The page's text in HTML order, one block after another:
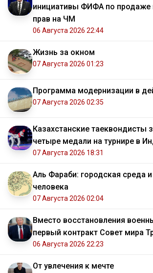
инициативы ФИФА по продаже
прав на ЧМ
06 Августа 2026 22:44
Жизнь за окном
07 Августа 2026 01:23
Программа модернизации в
07 Августа 2026 02:35
Казахстанские таеквондисты
четыре медали на турнире в
07 Августа 2026 18:31
Аль Фараби: городская среда
человека
07 Августа 2026 02:04
Вместо восстановления
первый контракт Совет мира
06 Августа 2026 22:23
От увлечения к мечте